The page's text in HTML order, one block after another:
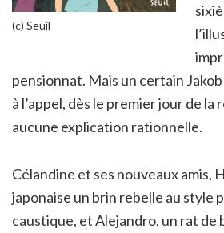
(c) Seuil
pensionnat. Mais un certain
à l’appel, dès le premier jour de la
aucune explication rationnelle.
Célandine et ses nouveaux amis,
japonaise un brin rebelle au style
caustique, et Alejandro, un rat de